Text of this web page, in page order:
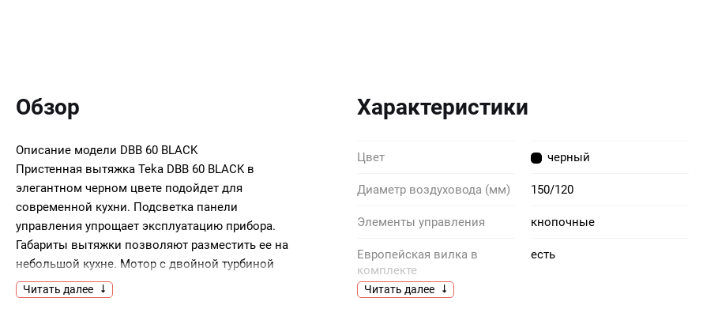
Обзор
Описание модели DBB 60 BLACK
Пристенная вытяжка Teka DBB 60 BLACK в
элегантном черном цвете подойдет для
современной кухни. Подсветка панели
управления упрощает эксплуатацию прибора.
Габариты вытяжки позволяют разместить ее на
небольшой кухне. Мотор с двойной турбиной
позволяет добиться производительности 405
м³/ч на максимальной скорости.
Читать далее
Характеристики
Цвет черный
Диаметр воздуховода (мм) 150/120
Элементы управления кнопочные
Европейская вилка в
комплекте
есть
Глубина (см)
Читать далее